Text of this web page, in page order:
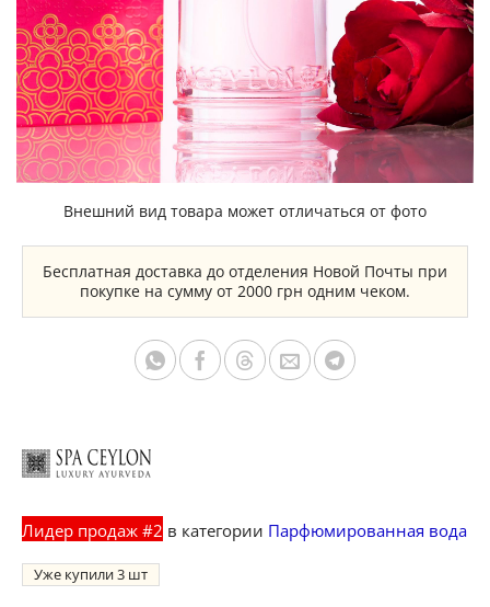
Внешний вид товара может отличаться от фото
Бесплатная доставка до отделения Новой Почты при
покупке на сумму от 2000 грн одним чеком.
Лидер продаж #2 в категории Парфюмированная вода
Уже купили3